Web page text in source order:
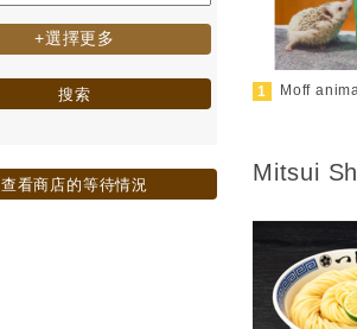
+選擇更多
搜索
查看商店的等待情況
Moff
Mitsui